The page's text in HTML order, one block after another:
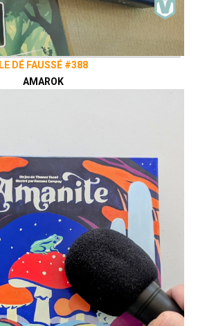
LE DÉ FAUSSÉ #388
AMAROK